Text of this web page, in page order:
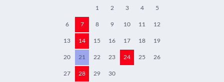
1 2 3 4 5
6 7 8 9 10 11 12
13 14 15 16 17 18 19
20 21 22 23 24 25 26
27 28 29 30